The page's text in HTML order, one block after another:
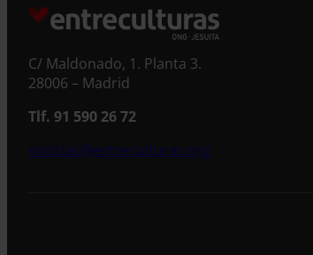
C/ Maldonado, 1. Planta 3.
28006 – Madrid
Tlf. 91 590 26 72
noticias@entreculturas.org